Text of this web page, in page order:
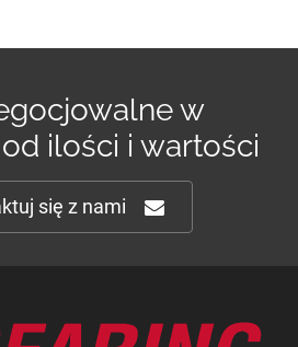
w
ilości i wartości
się z nami